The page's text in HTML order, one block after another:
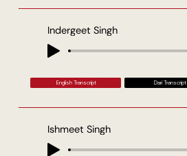
Indergeet Singh
English Transcript Dari Transcript
Ishmeet Singh